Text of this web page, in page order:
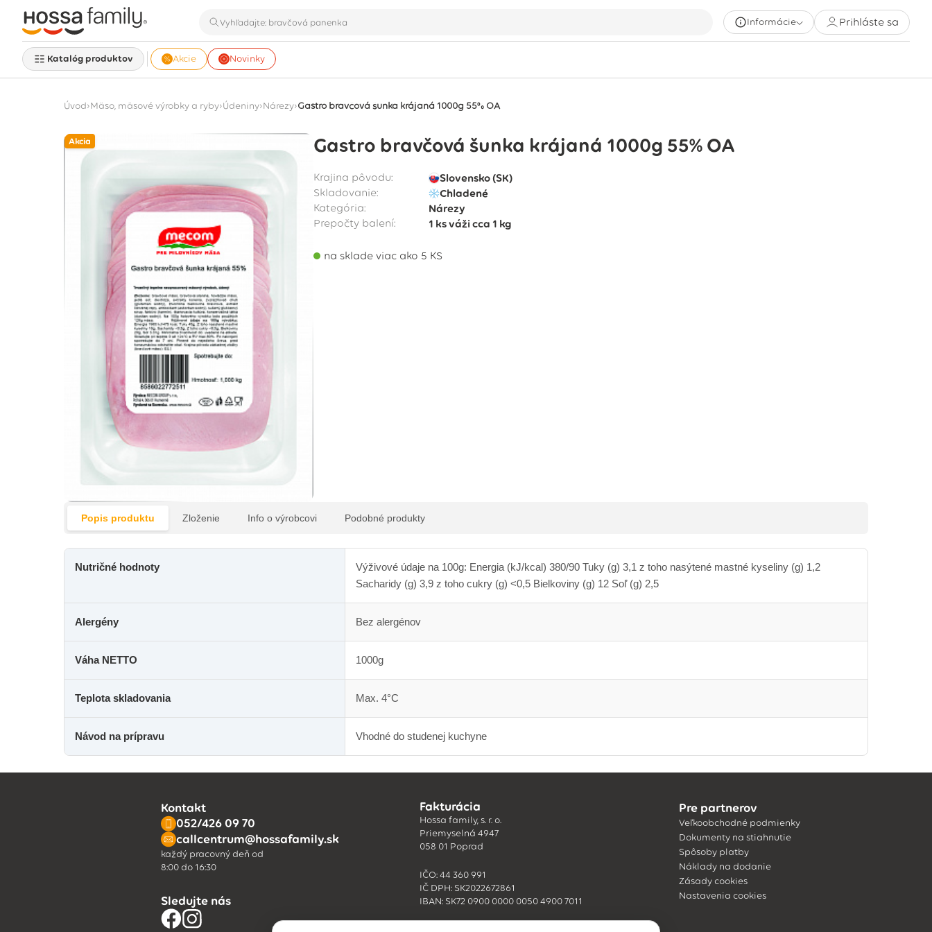
Informácie Prihláste sa
Katalóg produktov Akcie Novinky
Úvod›Mäso, mäsové výrobky a ryby›Údeniny›Nárezy›Gastro bravčová šunka krájaná 1000g 55% OA
Akcia Gastro bravčová šunka krájaná 1000g 55% OA
Krajina pôvodu:
Slovensko (SK)
Skladovanie:
Chladené
Kategória:
Nárezy
Prepočty balení:
1 ksváži cca 1 kg
na sklade viac ako 5 KS
Popis produktu Zloženie Info o výrobcovi Podobné produkty
Nutričné hodnoty
Výživové údaje na 100g: Energia (kJ/kcal) 380/90 Tuky (g) 3,1 z toho nasýtené mastné kyseliny (g) 1,2
Sacharidy (g) 3,9 z toho cukry (g) <0,5 Bielkoviny (g) 12 Soľ (g) 2,5
Alergény Bez alergénov
Váha NETTO 1000g
Teplota skladovania Max. 4°C
Návod na prípravu Vhodné do studenej kuchyne
Kontakt
052/426 09 70
callcentrum@hossafamily.sk
každý pracovný deň od
8:00 do 16:30
Sledujte nás
Fakturácia
Hossa family, s. r. o.
Priemyselná 4947
058 01 Poprad
IČO: 44 360 991
IČ DPH: SK2022672861
IBAN: SK72 0900 0000 0050 4900 7011
Pre partnerov
Veľkoobchodné podmienky
Dokumenty na stiahnutie
Spôsoby platby
Náklady na dodanie
Zásady cookies
Nastavenia cookies